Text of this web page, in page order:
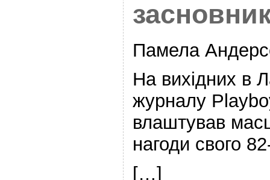
Памела
На вихідних в
журналу
влаштував
нагоди свого
[…]